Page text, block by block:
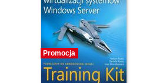
Promocja